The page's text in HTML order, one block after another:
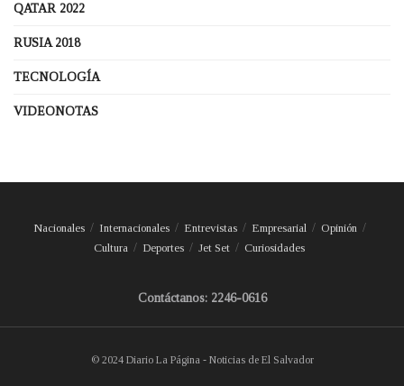
QATAR 2022
RUSIA 2018
TECNOLOGÍA
VIDEONOTAS
Nacionales Internacionales Entrevistas Empresarial
Opinión
Cultura
Deportes Jet Set Curiosidades
Contáctanos: 2246-0616
© 2024 Diario La Página - Noticias de El Salvador